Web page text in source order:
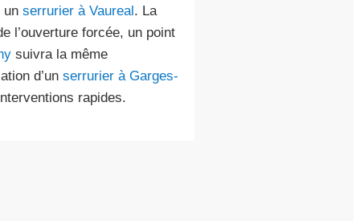
serrurier à Vaureal . La
l’ouverture forcée, un point
suivra la même
d’un serrurier à Garges-
rapides.